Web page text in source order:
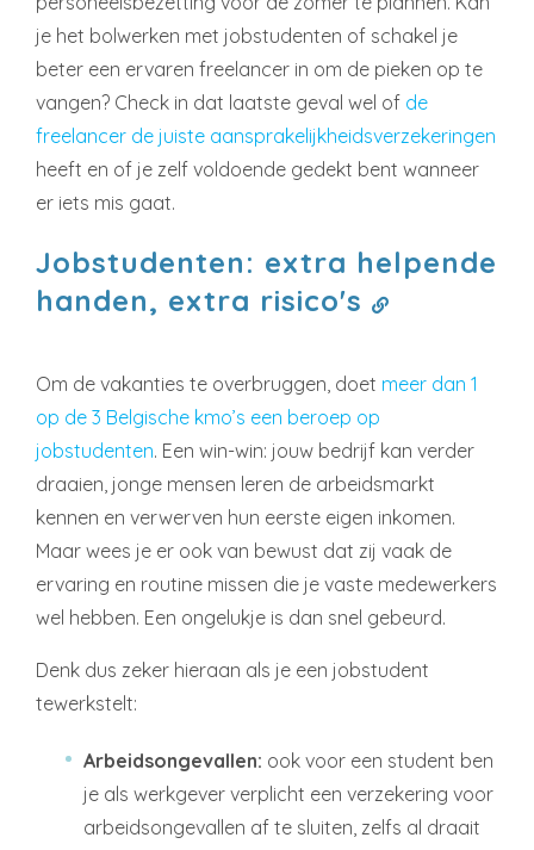
je het bolwerken met jobstudenten of schakel je
beter een ervaren freelancer in om de pieken op te
vangen? Check in dat laatste geval wel of de
freelancer de juiste aansprakelijkheidsverzekeringen
heeft en of je zelf voldoende gedekt bent wanneer
er iets mis gaat.
Jobstudenten: extra helpende
handen, extra risico's
Om de vakanties te overbruggen, doet meer dan 1
op de 3 Belgische kmo’s een beroep op
jobstudenten. Een win-win: jouw bedrijf kan verder
draaien, jonge mensen leren de arbeidsmarkt
kennen en verwerven hun eerste eigen inkomen.
Maar wees je er ook van bewust dat zij vaak de
ervaring en routine missen die je vaste medewerkers
wel hebben. Een ongelukje is dan snel gebeurd.
Denk dus zeker hieraan als je een jobstudent
tewerkstelt:
Arbeidsongevallen: ook voor een student ben
je als werkgever verplicht een verzekering voor
arbeidsongevallen af te sluiten, zelfs al draait